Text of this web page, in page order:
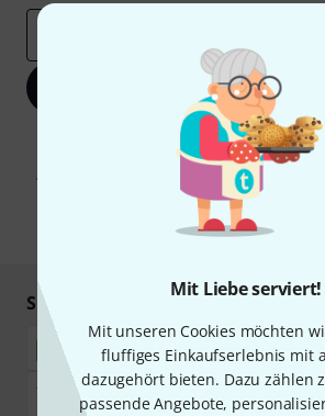
Mit Liebe serviert!
Mit unseren Cookies möchten
fluffiges Einkaufserlebnis mit
dazugehört bieten. Dazu zählen
passende Angebote,
Jetzt anmelden
Mit Klick auf „Jetzt anmelden“ stimmen Sie
Werbung und einer Messung des E-Mail-
Abmeldung ist jederzeit möglich. Weitere
unseren
* Pflichtfeld
Sicher einkaufen & bezahlen